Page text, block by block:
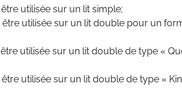
utilisée sur un lit simple;
utilisée sur un lit double pour un
utilisée sur un lit double de type «
utilisée sur un lit double de type «